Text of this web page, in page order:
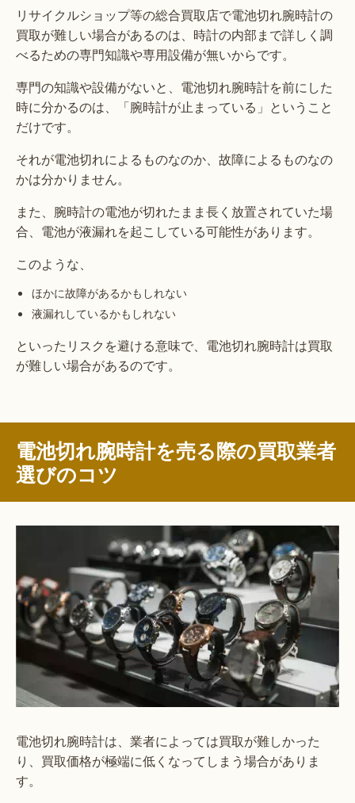
リサイクルショップ等の総合買取店で電池切れ腕時計の
買取が難しい場合があるのは、時計の内部まで詳しく調
べるための専門知識や専用設備が無いからです。
専門の知識や設備がないと、電池切れ腕時計を前にした
時に分かるのは、「腕時計が止まっている」ということ
だけです。
それが電池切れによるものなのか、故障によるものなの
かは分かりません。
また、腕時計の電池が切れたまま長く放置されていた場
合、電池が液漏れを起こしている可能性があります。
このような、
ほかに故障があるかもしれない
液漏れしているかもしれない
といったリスクを避ける意味で、電池切れ腕時計は買取
が難しい場合があるのです。
電池切れ腕時計を売る際の買取業者
選びのコツ
電池切れ腕時計は、業者によっては買取が難しかった
り、買取価格が極端に低くなってしまう場合がありま
す。